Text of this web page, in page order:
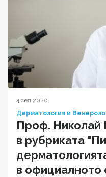
4 сеп 2020
Дерматология и
Проф. Николай
в рубриката
в официалното